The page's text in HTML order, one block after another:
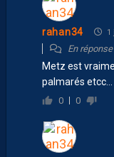
rahan34 1
En
Metz est
palmarés etcc…
0 0